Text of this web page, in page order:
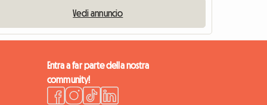
Vedi annuncio
Entra a far parte della nostra
community!